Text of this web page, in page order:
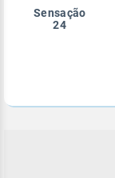
Sensação
24
Enviar
Enviar
Enviar
Enviar
Enviar